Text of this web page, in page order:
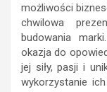
możliwości
chwilowa
budowania
okazja do
jej siły, pasji i
wykorzystanie